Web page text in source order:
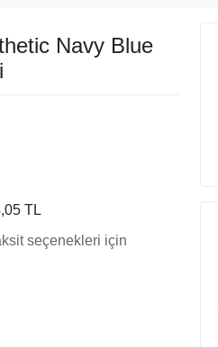
Navy Blue
TL
seçenekleri için